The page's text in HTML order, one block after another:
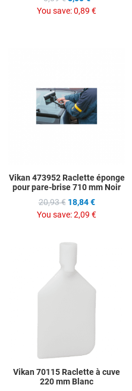
You save:0,89 €
Vikan 473952 Raclette éponge
pour pare-brise 710 mm Noir
20,93 € 18,84 €
You save:2,09 €
Vikan 70115 Raclette à cuve
220 mm Blanc